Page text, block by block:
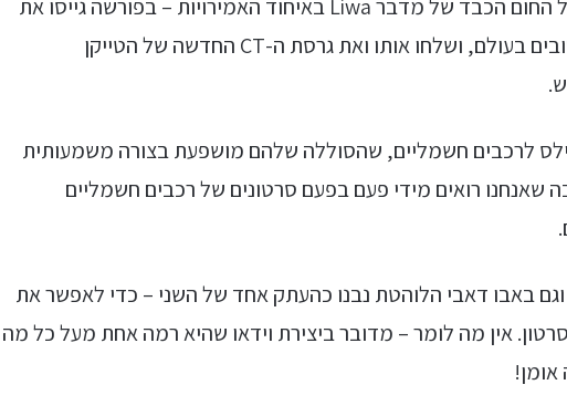
מהקור המקפיא של Levi בפינלנד, אל החום הכבד של מדבר Liwa באיחוד האמירויות – בפורשה גייסו את
ג'וני FPV – אחד מטייסי הרחפנים הטובים בעולם, ושלחו אותו ואת גרסת ה-CT החדשה של הטייקן
לרכבים חשמליים, שהסוללה שלהם מושפעת בצורה משמעותית
שאנחנו רואים מידי פעם בפעם סרטונים של רכבים חשמליים
באבו דאבי הלוהטת נבנו כהעתק אחד של השני – כדי לאפשר את
אין מה לומר – מדובר ביצירת וידאו שהיא רמה אחת מעל כל מה